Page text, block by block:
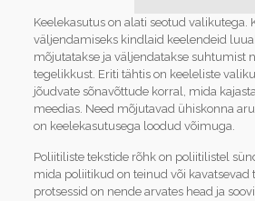
Keelekasutus on alati seotud valikutega.
väljendamiseks kindlaid keelendeid
mõjutatakse ja väljendatakse suhtumist
tegelikkust. Eriti tähtis on keeleliste
jõudvate sõnavõttude korral, mida
meedias. Need mõjutavad ühiskonna
on keelekasutusega loodud võimuga.
Poliitiliste tekstide rõhk on poliitilistel
mida poliitikud on teinud või kavatsevad
protsessid on nende arvates head ja